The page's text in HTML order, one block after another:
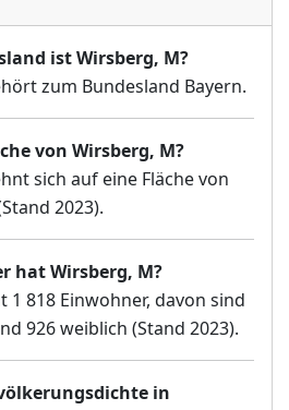
ist Wirsberg, M?
zum Bundesland Bayern.
von Wirsberg, M?
sich auf eine Fläche von
2023).
hat Wirsberg, M?
1 818 Einwohner, davon sind
926 weiblich (Stand 2023).
in